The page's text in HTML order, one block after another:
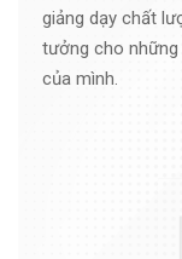
giảng dạy chất
tưởng cho
của mình.